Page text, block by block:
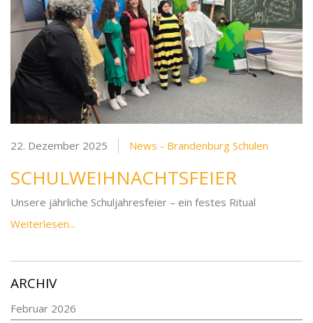
22. Dezember 2025 News - Brandenburg Schulen
SCHULWEIHNACHTSFEIER
Unsere jährliche Schuljahresfeier – ein festes Ritual
Weiterlesen...
ARCHIV
Februar 2026